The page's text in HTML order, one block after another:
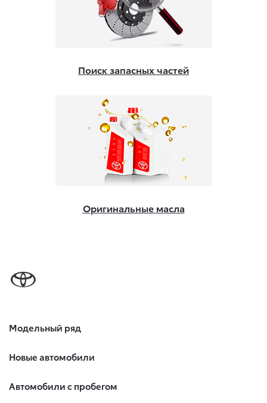
Поиск запасных частей
Оригинальные масла
Модельный ряд
Новые автомобили
Автомобили с пробегом